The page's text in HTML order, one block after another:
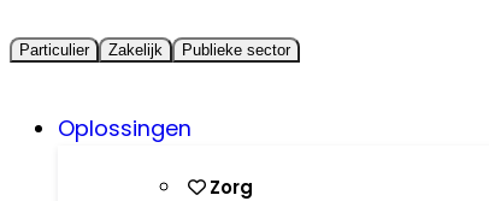
Particulier Zakelijk Publieke sector
Oplossingen
Zorg